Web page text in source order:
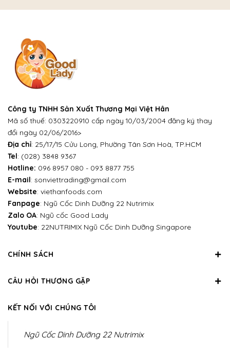
Công ty TNHH Sản Xuất Thương Mại Việt Hân
Mã số thuế: 0303220910 cấp ngày 10/03/2004 đăng ký thay
đổi ngày 02/06/2016>
Địa chỉ: 25/17/15 Cửu Long, Phường Tân Sơn Hoà, TP.HCM
Tel: (028) 3848 9367
Hotline: 096 8957 080 - 093 8877 755
E-mail: sonviettrading@gmail.com
Website: viethanfoods.com
Fanpage: Ngũ Cốc Dinh Dưỡng 22 Nutrimix
Zalo OA: Ngũ cốc Good Lady
Youtube: 22NUTRIMIX Ngũ Cốc Dinh Dưỡng Singapore
CHÍNH SÁCH
CÂU HỎI THƯƠNG GẶP
KẾT NỐI VỚI CHÚNG TÔI
Ngũ Cốc Dinh Dưỡng 22 Nutrimix